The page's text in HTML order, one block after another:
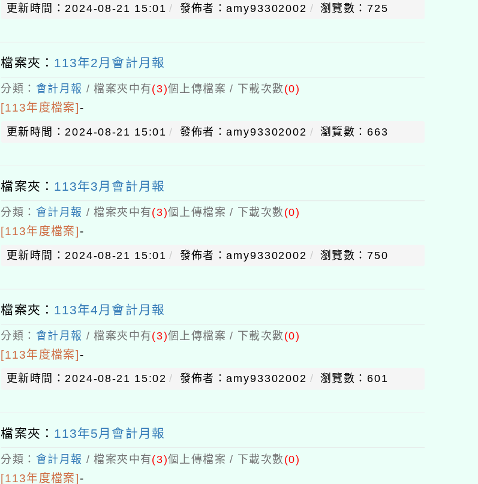
更新時間：2024-08-21 15:01 發佈者：amy93302002 瀏覽數：725
檔案夾： 113年2月會計月報
分類： 會計月報 / 檔案夾中有(3)個上傳檔案 / 下載次數(0)
[113年度檔案]-
更新時間：2024-08-21 15:01 發佈者：amy93302002 瀏覽數：663
檔案夾： 113年3月會計月報
分類： 會計月報 / 檔案夾中有(3)個上傳檔案 / 下載次數(0)
[113年度檔案]-
更新時間：2024-08-21 15:01 發佈者：amy93302002 瀏覽數：750
檔案夾： 113年4月會計月報
分類： 會計月報 / 檔案夾中有(3)個上傳檔案 / 下載次數(0)
[113年度檔案]-
更新時間：2024-08-21 15:02 發佈者：amy93302002 瀏覽數：601
檔案夾： 113年5月會計月報
分類： 會計月報 / 檔案夾中有(3)個上傳檔案 / 下載次數(0)
[113年度檔案]-